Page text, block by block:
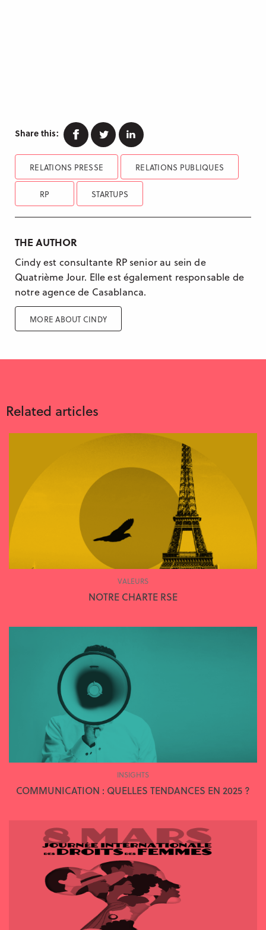
Share this: Facebook
Twitter
RELATIONS PRESSE RELATIONS PUBLIQUES
RP STARTUPS
THE AUTHOR
Cindy est consultante RP senior au sein de
Quatrième Jour. Elle est également responsable de
notre agence de Casablanca.
MORE ABOUT CINDY
Related articles
VALEURS
NOTRE CHARTE RSE
INSIGHTS
COMMUNICATION : QUELLES TENDANCES EN 2025 ?